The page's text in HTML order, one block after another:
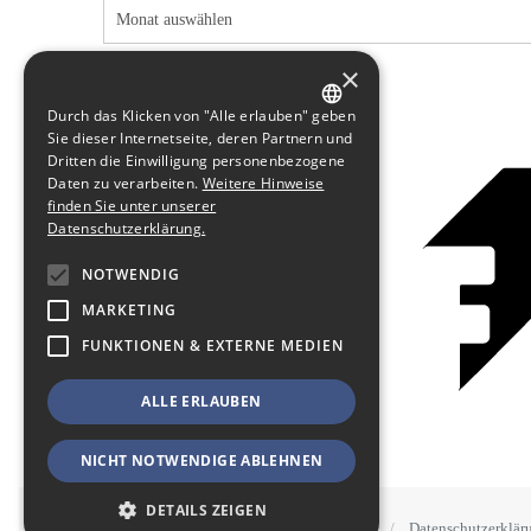
GERMAN
ENGLISH
×
Durch das Klicken von "Alle erlauben" geben
Sie dieser Internetseite, deren Partnern und
Dritten die Einwilligung personenbezogene
Daten zu verarbeiten. Weitere Hinweise
finden Sie unter unserer
Datenschutzerklärung.
NOTWENDIG
MARKETING
FUNKTIONEN & EXTERNE MEDIEN
ALLE ERLAUBEN
NICHT NOTWENDIGE ABLEHNEN
DETAILS ZEIGEN